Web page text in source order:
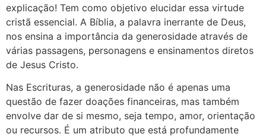
explicação! Tem como objetivo elucidar essa virtude
cristã essencial. A Bíblia, a palavra inerrante de Deus,
nos ensina a importância da generosidade através de
várias passagens, personagens e ensinamentos diretos
de Jesus Cristo.
Nas Escrituras, a generosidade não é apenas uma
questão de fazer doações financeiras, mas também
envolve dar de si mesmo, seja tempo, amor, orientação
ou recursos. É um atributo que está profundamente